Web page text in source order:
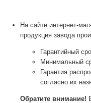
На сайте интернет-
продукция завода
Гарантийный
Минимальный
Гарантия
согласно их
Обратите внимание!